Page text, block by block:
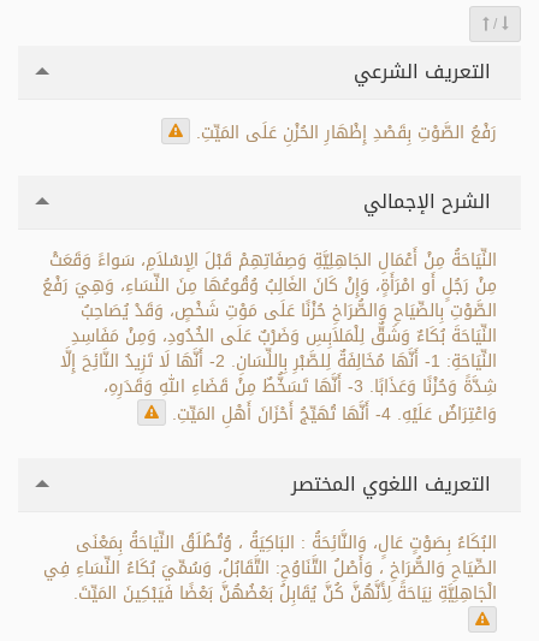
/
التعريف الشرعي
رَفْعُ الصَّوْتِ بِقَصْدِ إِظْهَارِ الحُزْنِ عَلَى المَيِّتِ.
الشرح الإجمالي
النِّيَاحَةُ مِنْ أَعْمَالِ الجَاهِلِيَّةِ وَصِفَاتِهِمْ قَبْلَ الِإسْلاَمِ، سَواءً وَقَعَتْ
مِنْ رَجُلٍ أَو امْرَأَةٍ، وَإِنْ كَانَ الغَالِبُ وُقُوعُهَا مِنَ النِّسَاءِ، وَهِيَ رَفْعُ
الصَّوْتِ بِالصِّيَاحِ وَالصُّرَاخِ حُزْنًا عَلَى مَوْتِ شَخْصٍ، وَقَدْ يُصَاحِبُ
النِّيَاحَةَ بُكَاءٌ وَشَقٌّ لِلْمَلاَبِسِ وَضَرْبٌ عَلَى الخُدُودِ، وَمِنْ مَفَاسِدِ
النِّيَاحَةِ: 1- أَنَّهَا مُخَالِفَةٌ لِلصَّبْرِ بِاللِّسَانِ. 2- أَنَّهَا لَا تَزِيدُ النَّائِحَ إِلَّا
شِدَّةً وَحُزْنًا وَعَذَابًا. 3- أَنَّهَا تَسَخُّطٌ مِنْ قَضَاءِ اللهِ وَقَدَرِهِ،
وَاعْتِرَاضٌ عَلَيْهِ. 4- أَنَّهَا تُهَيِّجُ أَحْزَانَ أَهْلِ المَيِّتِ.
التعريف اللغوي المختصر
البُكَاءُ بِصَوْتٍ عَالٍ، وَالنَّائِحَةُ : البَاكِيَةُ ، وُتُطْلَقُ النِّيَاحَةُ بِمَعْنَى
الصِّيَاحِ وَالصُّرَاخِ ، وَأَصْلُ التَّنَاوُحِ: التَّقَابُلُ، وَسُمِّيَ بُكَاءُ النِّسَاءِ فِي
الْجَاهِلِيَّةِ نِيَاحَةً لِأَنَّهُنَّ كُنَّ يُقَابِلُ بَعْضُهُنَّ بَعْضًا فَيَبْكِينَ المَيِّتَ.